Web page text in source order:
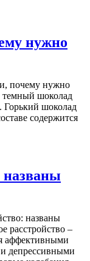
нужно
почему нужно
темный шоколад
Горький шоколад
содержится
названы
названы
расстройство –
аффективными
депрессивными